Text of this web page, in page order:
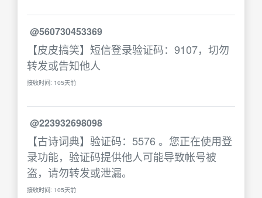
@560730453369
【皮皮搞笑】短信登录验证码：9107，切勿
转发或告知他人
接收时间: 105天前
@223932698098
【古诗词典】验证码：5576 。您正在使用登
录功能，验证码提供他人可能导致帐号被
盗，请勿转发或泄漏。
接收时间: 105天前